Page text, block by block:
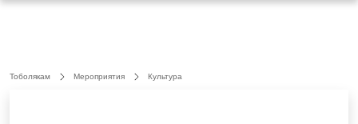
Тоболякам Мероприятия Культура